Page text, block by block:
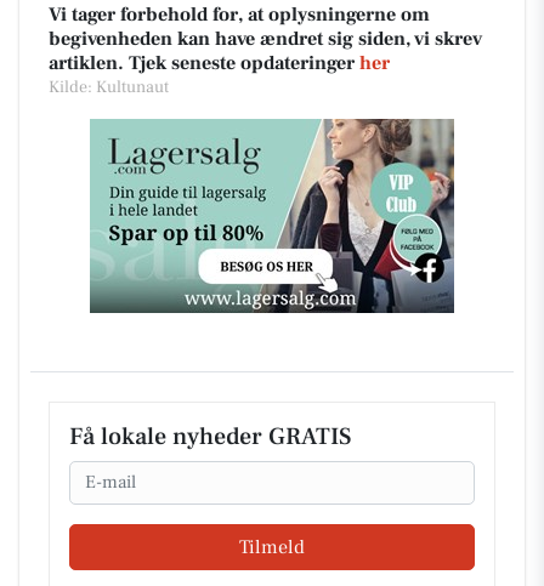
Vi tager forbehold for, at oplysningerne om
begivenheden kan have ændret sig siden, vi skrev
artiklen. Tjek seneste opdateringer her
Kilde: Kultunaut
Få lokale nyheder GRATIS
Email
Tilmeld